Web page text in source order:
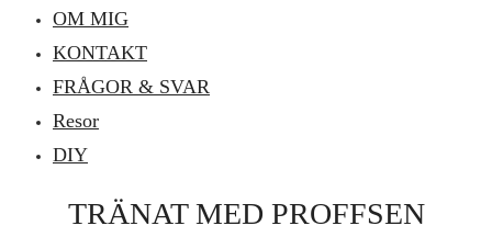
OM MIG
KONTAKT
FRÅGOR & SVAR
Resor
DIY
TRÄNAT MED PROFFSEN